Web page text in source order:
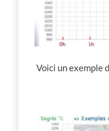
Voici un exemple